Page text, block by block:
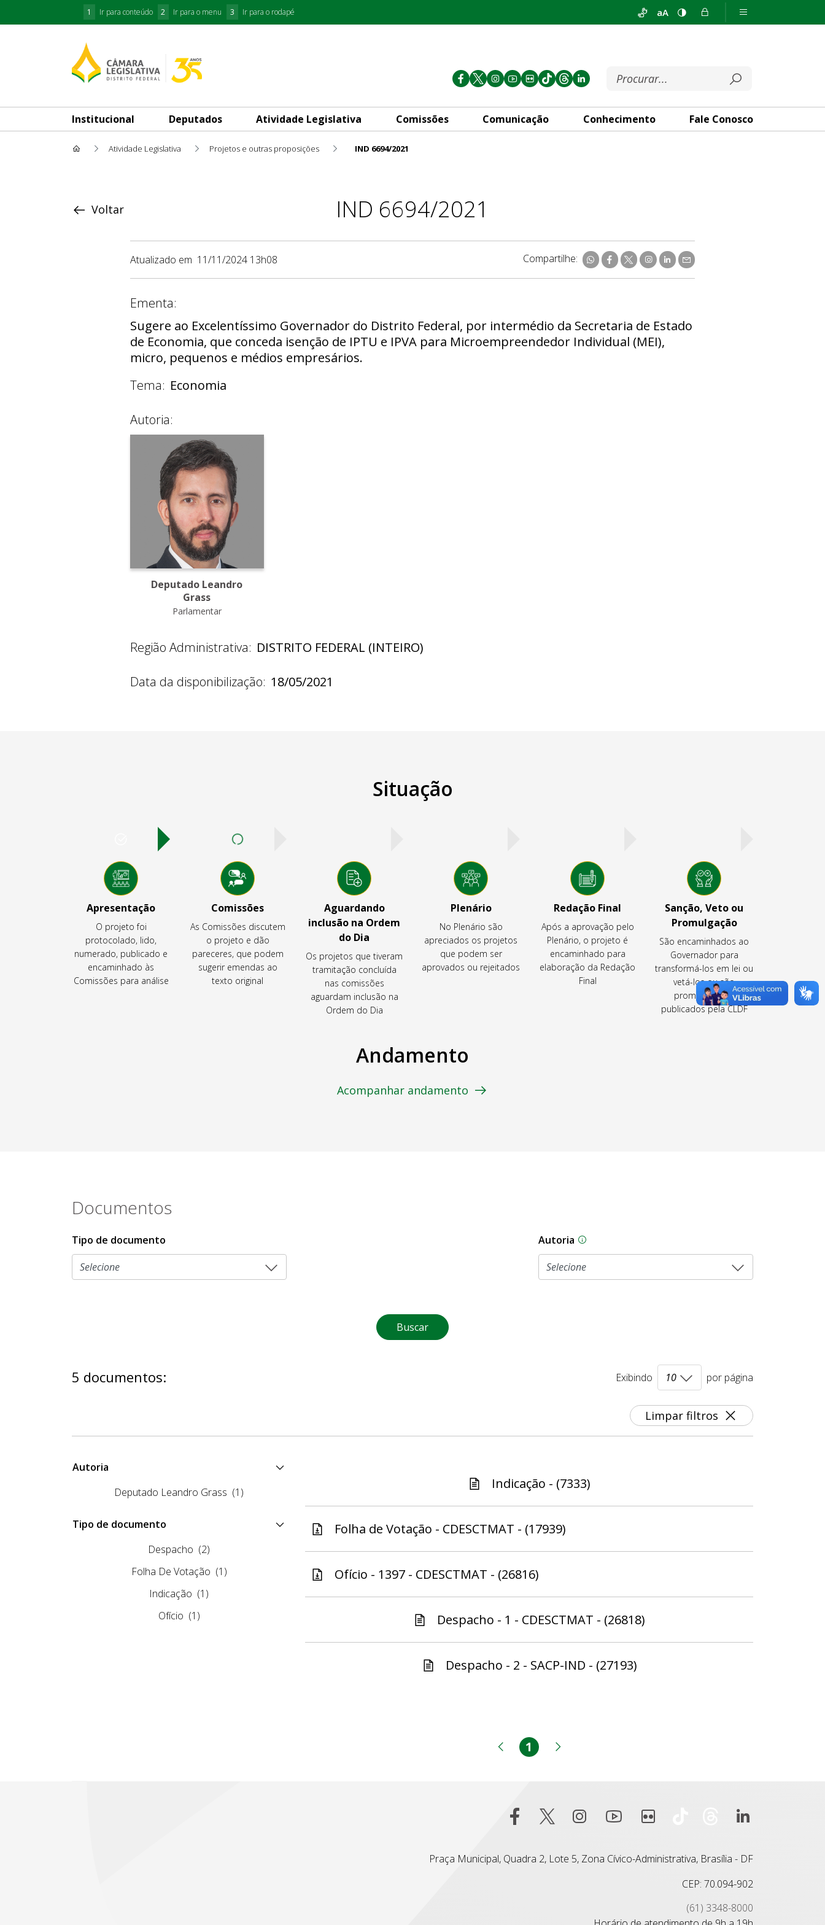
1 Ir para conteúdo 2 Ir para o menu 3 Ir para o rodapé aA
Institucional Deputados Atividade Legislativa Comissões Comunicação Conhecimento Fale Conosco
Atividade Legislativa Projetos e outras proposições IND 6694/2021
IND 6694/2021
Voltar
Atualizado em 11/11/2024 13h08 Compartilhe:
Ementa:
Sugere ao Excelentíssimo Governador do Distrito Federal, por intermédio da Secretaria de Estado
de Economia, que conceda isenção de IPTU e IPVA para Microempreendedor Individual (MEI),
micro, pequenos e médios empresários.
Tema: Economia
Autoria:
Deputado Leandro
Grass
Parlamentar
Região Administrativa: DISTRITO FEDERAL (INTEIRO)
Data da disponibilização: 18/05/2021
Situação
Apresentação
O projeto foi
protocolado, lido,
numerado, publicado e
encaminhado às
Comissões para análise
Comissões
As Comissões discutem
o projeto e dão
pareceres, que podem
sugerir emendas ao
texto original
Aguardando
inclusão na Ordem
do Dia
Os projetos que tiveram
tramitação concluída
nas comissões
aguardam inclusão na
Ordem do Dia
Plenário
No Plenário são
apreciados os projetos
que podem ser
aprovados ou rejeitados
Redação Final
Após a aprovação pelo
Plenário, o projeto é
encaminhado para
elaboração da Redação
Final
Sanção, Veto ou
Promulgação
São encaminhados ao
Governador para
transformá-los em lei ou
vetá-los ou são
promulgados e
publicados pela CLDF
Andamento
Acompanhar andamento
Documentos
Tipo de documento Autoria As proposições legislativas na CLDF podem ser
Buscar
Limpar filtros
5 documentos: Exibindo por página
Autoria
Deputado Leandro Grass (1)
Tipo de documento
Despacho (2)
Folha De Votação (1)
Indicação (1)
Ofício (1)
Indicação - (7333)
Folha de Votação - CDESCTMAT - (17939)
Ofício - 1397 - CDESCTMAT - (26816)
Despacho - 1 - CDESCTMAT - (26818)
Despacho - 2 - SACP-IND - (27193)
Página anterior
Página
1
Praça Municipal, Quadra 2, Lote 5, Zona Cívico-Administrativa, Brasília - DF
CEP: 70.094-902
(61) 3348-8000